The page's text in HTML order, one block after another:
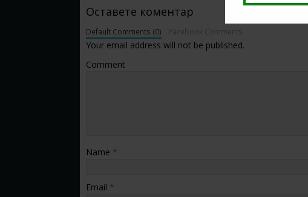
Оставете коментар
Default Comments (0)
Your email address will not be published.
Comment
Name *
Email *